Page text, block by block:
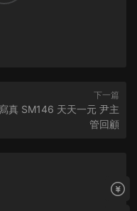
下一篇
真 SM146 天天一元 尹主
管回顧